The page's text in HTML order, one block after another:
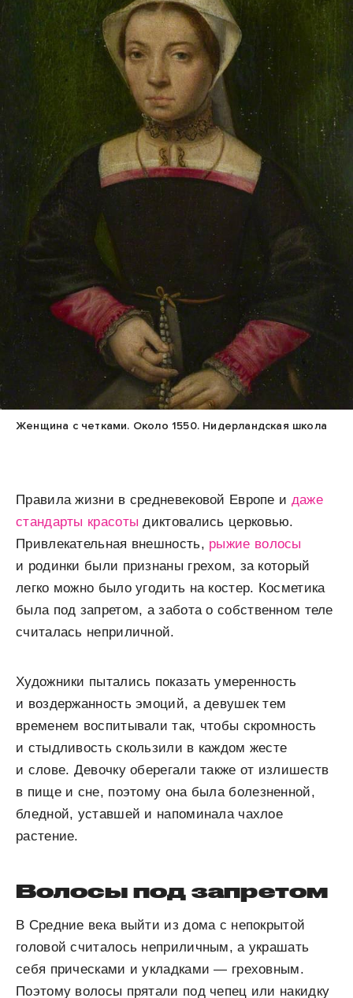
Женщина с четками. Около 1550. Нидерландская школа
Правила жизни в средневековой Европе и даже
стандарты красоты диктовались церковью.
Привлекательная внешность, рыжие волосы
и родинки были признаны грехом, за который
легко можно было угодить на костер. Косметика
была под запретом, а забота о собственном теле
считалась неприличной.
Художники пытались показать умеренность
и воздержанность эмоций, а девушек тем
временем воспитывали так, чтобы скромность
и стыдливость скользили в каждом жесте
и слове. Девочку оберегали также от излишеств
в пище и сне, поэтому она была болезненной,
бледной, уставшей и напоминала чахлое
растение.
Волосы под запретом
В Средние века выйти из дома с непокрытой
головой считалось неприличным, а украшать
себя прическами и укладками — греховным.
Поэтому волосы прятали под чепец или накидку